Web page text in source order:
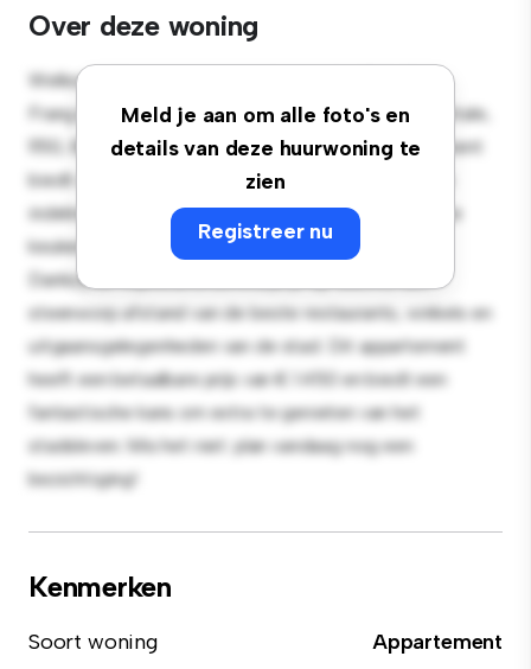
Over deze woning
Meld je aan om alle foto's en
details van deze huurwoning te
zien
Registreer nu
Welkom bij je nieuwe toevluchtsoord in 324, Rue
François Gay, Woluwe-Saint-Pierre, Bruxelles-Capitale,
1150, Belgique! Dit moderne 2-slaapkamerappartement
biedt een stijlvolle en gezellige leefruimte. De open
indeling is perfect voor entertainment en de strakke
keuken is uitgerust met hoogwaardige apparatuur.
Dankzij de toplocatie bevind je je op slechts een
steenworp afstand van de beste restaurants, winkels en
uitgaansgelegenheden van de stad. Dit appartement
heeft een betaalbare prijs van € 1.450 en biedt een
fantastische kans om extra te genieten van het
stadsleven. Mis het niet: plan vandaag nog een
bezichtiging!
Kenmerken
Soort woning
Appartement